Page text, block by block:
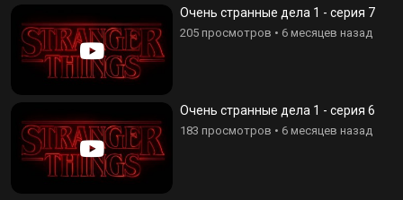
Очень странные дела 1 - серия 7
205 просмотров • 6 месяцев назад
Очень странные дела 1 - серия 6
183 просмотров • 6 месяцев назад